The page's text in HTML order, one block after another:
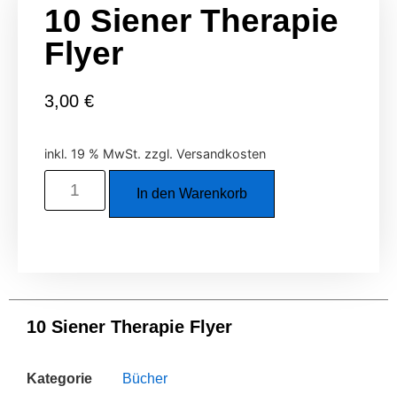
10 Siener Therapie
Flyer
3,00 €
inkl. 19 % MwSt. zzgl. Versandkosten
In den Warenkorb
10 Siener Therapie Flyer
Kategorie Bücher